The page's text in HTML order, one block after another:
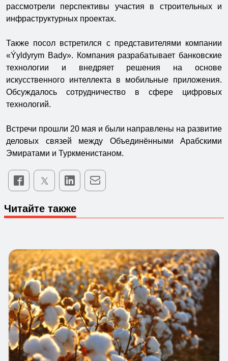
рассмотрели перспективы участия в строительных и
инфраструктурных проектах.
Также посол встретился с представителями компании
«Ýyldyrym Bady». Компания разрабатывает банковские
технологии и внедряет решения на основе
искусственного интеллекта в мобильные приложения.
Обсуждалось сотрудничество в сфере цифровых
технологий.
Встречи прошли 20 мая и были направлены на развитие
деловых связей между Объединёнными Арабскими
Эмиратами и Туркменистаном.
Читайте также